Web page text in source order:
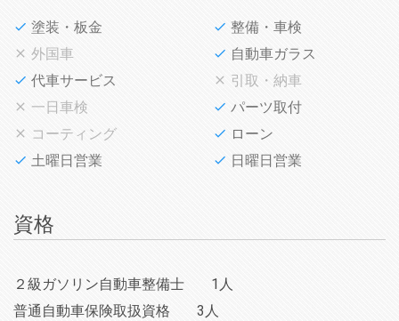
塗装・板金
整備・車検
外国車
自動車ガラス
代車サービス
引取・納車
一日車検
パーツ取付
コーティング
ローン
土曜日営業
日曜日営業
資格
２級ガソリン自動車整備士
1人
普通自動車保険取扱資格
3人